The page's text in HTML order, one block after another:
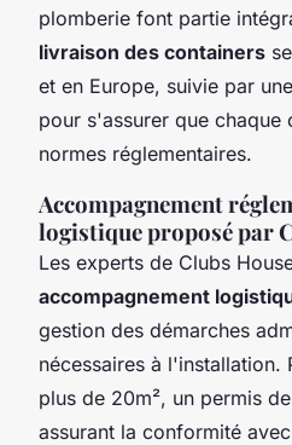
plomberie font partie
livraison des containers
et en Europe, suivie par
pour s'assurer que chaque
normes réglementaires.
Accompagnement
logistique proposé par
Les experts de Clubs
accompagnement
gestion des démarches
nécessaires à l'installation.
plus de 20m², un permis
assurant la conformité